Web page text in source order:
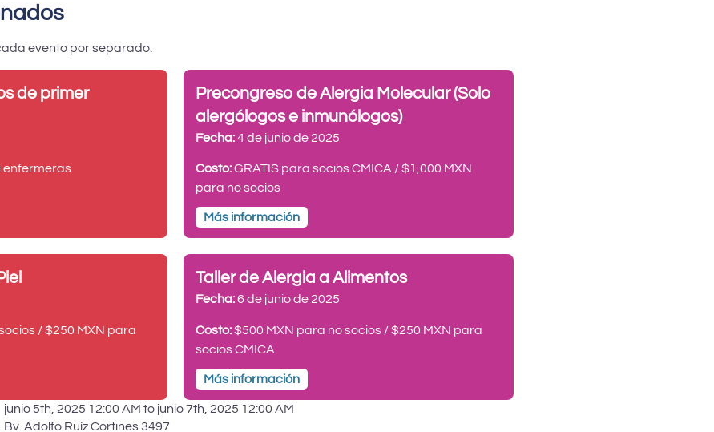
evento por separado.
de primer
enfermeras
Precongreso de Alergia Molecular (Solo
alergólogos e inmunólogos)
Fecha:4 de junio de 2025
Costo:GRATIS para socios CMICA / $1,000 MXN
para no socios
Más información
/ $250 MXN para
Taller de Alergia a Alimentos
Fecha:6 de junio de 2025
Costo:$500 MXN para no socios / $250 MXN para
socios CMICA
Más información
junio 5th, 2025 12:00 AM to junio 7th, 2025 12:00 AM
Bv. Adolfo Ruíz Cortines 3497